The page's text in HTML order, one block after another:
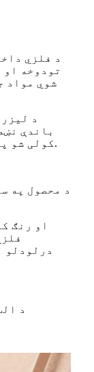
د فلزي
تودوخه او
شوي مواد
د
باندې
کولی شو په تور برخه کې سپین لیزر نښه ولرو.
د محصول په
درلودلو
د